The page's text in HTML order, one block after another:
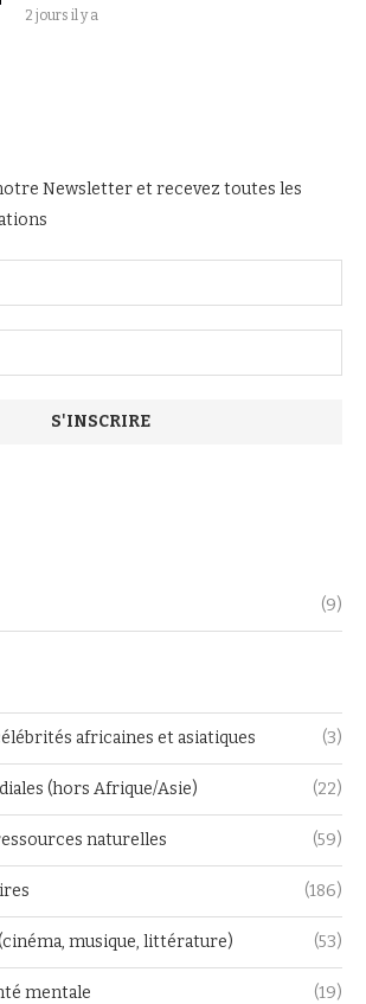
2 jours il y a
Newsletter et recevez toutes les
(9)
africaines et asiatiques (3)
(hors Afrique/Asie) (22)
naturelles (59)
(186)
musique, littérature) (53)
mentale (19)